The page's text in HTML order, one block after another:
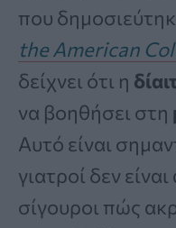
που
the American
δείχνει ότι η
να βοηθήσει στη
Αυτό είναι
γιατροί δεν
σίγουροι πώς